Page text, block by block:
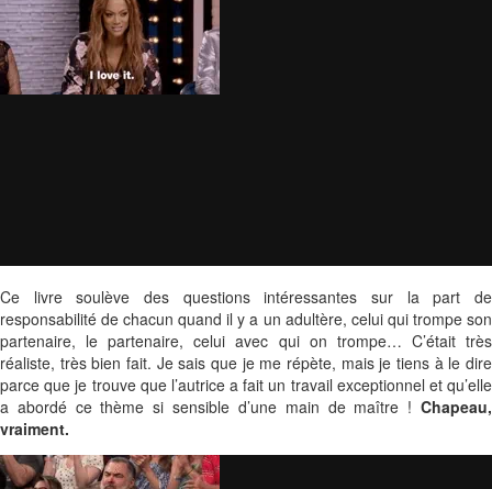
Ce livre soulève des questions intéressantes sur la part de
responsabilité de chacun quand il y a un adultère, celui qui trompe son
partenaire, le partenaire, celui avec qui on trompe… C’était très
réaliste, très bien fait. Je sais que je me répète, mais je tiens à le dire
parce que je trouve que l’autrice a fait un travail exceptionnel et qu’elle
a abordé ce thème si sensible d’une main de maître ! Chapeau,
vraiment.